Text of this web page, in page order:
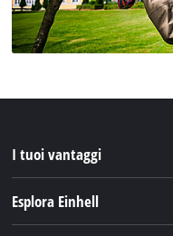
I tuoi vantaggi
Esplora Einhell